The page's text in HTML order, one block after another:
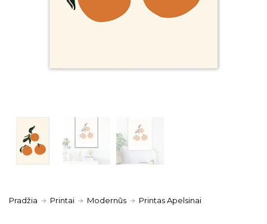
Pradžia Printai Modernūs Printas Apelsinai